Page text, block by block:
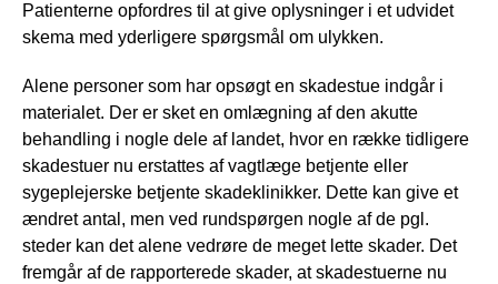
Patienterne opfordres til at give oplysninger i et udvidet
skema med yderligere spørgsmål om ulykken.
Alene personer som har opsøgt en skadestue indgår i
materialet. Der er sket en omlægning af den akutte
behandling i nogle dele af landet, hvor en række tidligere
skadestuer nu erstattes af vagtlæge betjente eller
sygeplejerske betjente skadeklinikker. Dette kan give et
ændret antal, men ved rundspørgen nogle af de pgl.
steder kan det alene vedrøre de meget lette skader. Det
fremgår af de rapporterede skader, at skadestuerne nu